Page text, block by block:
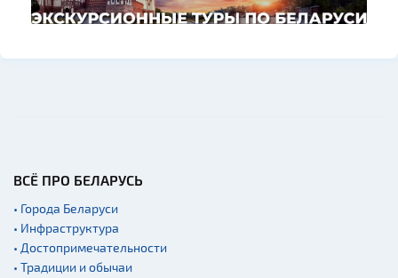
ВСЁ ПРО БЕЛАРУСЬ
• Города Беларуси
• Инфраструктура
• Достопримечательности
• Традиции и обычаи